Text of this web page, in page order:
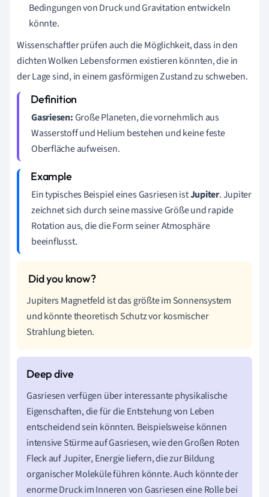
Bedingungen von Druck und Gravitation entwickeln
könnte.
Wissenschaftler prüfen auch die Möglichkeit, dass in den
dichten Wolken Lebensformen existieren könnten, die in
der Lage sind, in einem gasförmigen Zustand zu schweben.
Gasriesen:Große Planeten, die vornehmlich aus
Wasserstoff und Helium bestehen und keine feste
Oberfläche aufweisen.
Ein typisches Beispiel eines Gasriesen istJupiter. Jupiter
zeichnet sich durch seine massive Größe und rapide
Rotation aus, die die Form seiner Atmosphäre
beeinflusst.
Jupiters Magnetfeld ist das größte im Sonnensystem
und könnte theoretisch Schutz vor kosmischer
Strahlung bieten.
Gasriesen verfügen über interessante physikalische
Eigenschaften, die für die Entstehung von Leben
entscheidend sein könnten. Beispielsweise können
intensive Stürme auf Gasriesen, wie den Großen Roten
Fleck auf Jupiter, Energie liefern, die zur Bildung
organischer Moleküle führen könnte. Auch könnte der
enorme Druck im Inneren von Gasriesen eine Rolle bei